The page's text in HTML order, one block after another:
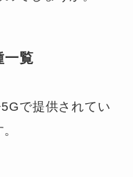
一覧
で提供されてい